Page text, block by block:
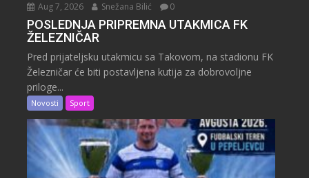
Aug 7, 2026 Snežana Bilić 0
POSLEDNJA PRIPREMNA UTAKMICA FK
ŽELEZNIČAR
Pred prijateljsku utakmicu sa Takovom, na stadionu FK
Železničar će biti postavljena kutija za dobrovoljne
priloge...
Novosti Sport